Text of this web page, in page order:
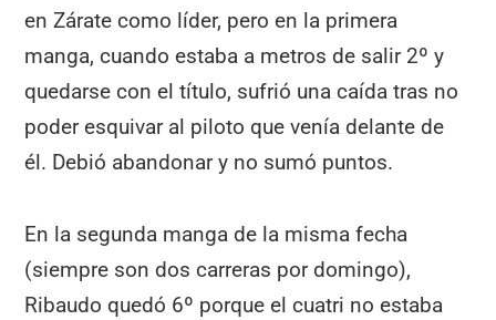
en Zárate como líder, pero en la primera
manga, cuando estaba a metros de salir 2º y
quedarse con el título, sufrió una caída tras no
poder esquivar al piloto que venía delante de
él. Debió abandonar y no sumó puntos.
En la segunda manga de la misma fecha
(siempre son dos carreras por domingo),
Ribaudo quedó 6º porque el cuatri no estaba